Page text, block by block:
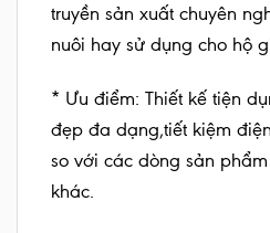
truyền sản xuất chuyên
nuôi hay sử dụng cho hộ
* Ưu điểm: Thiết kế tiện
đẹp đa dạng,tiết kiệm
so với các dòng sản
khác.